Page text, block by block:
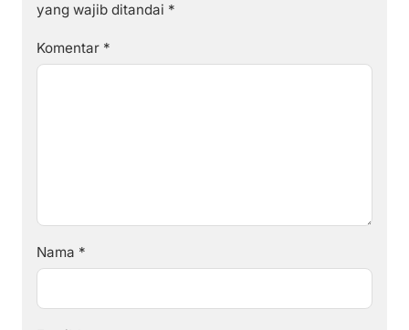
yang wajib ditandai *
Komentar *
Nama *